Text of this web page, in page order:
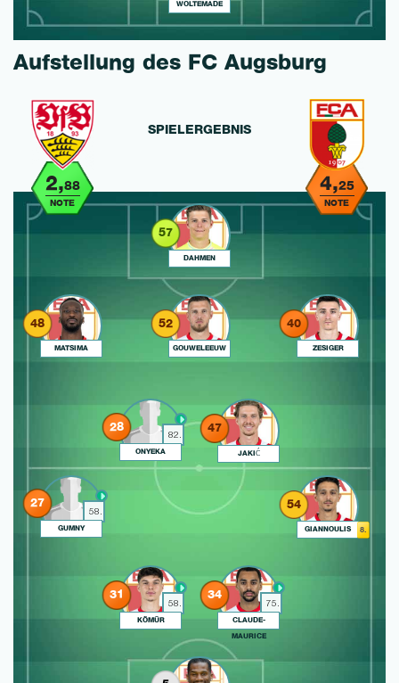
WOLTEMADE
Aufstellung des FC Augsburg
2,88
NOTE
4,25
NOTE
SPIELERGEBNIS
57
DAHMEN
48
MATSIMA
52
GOUWELEEUW
40
ZESIGER
82.
28
ONYEKA
47
JAKIĆ
58.
27
GUMNY
54
GIANNOULIS 8.
58.
31
KÖMÜR
75.
34
CLAUDE-
MAURICE